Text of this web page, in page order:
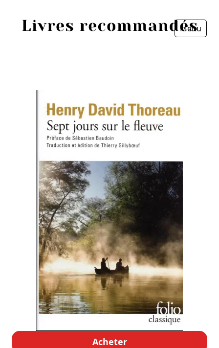
Menu
Acheter
Sources
Personnes
Livres
Livres les plus recommandés
Prix littéraires
Fermer